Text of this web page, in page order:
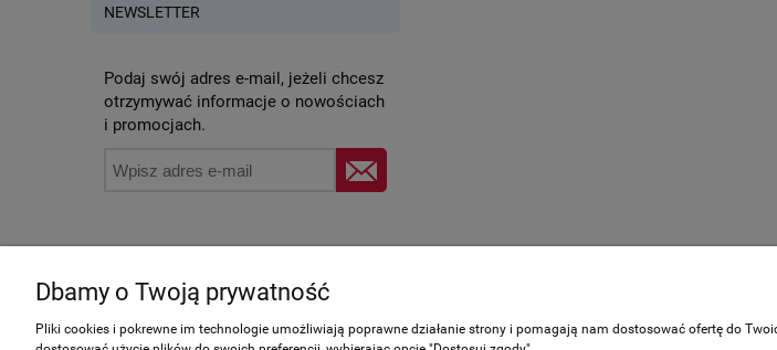
NEWSLETTER
Podaj swój adres e-mail, jeżeli chcesz
otrzymywać informacje o nowościach
i promocjach.
Formy płatności
Jak kupować?
Dbamy o Twoją prywatność
Pliki cookies i pokrewne im technologie umożliwiają poprawne działanie strony i pomagają nam dostosować ofertę do